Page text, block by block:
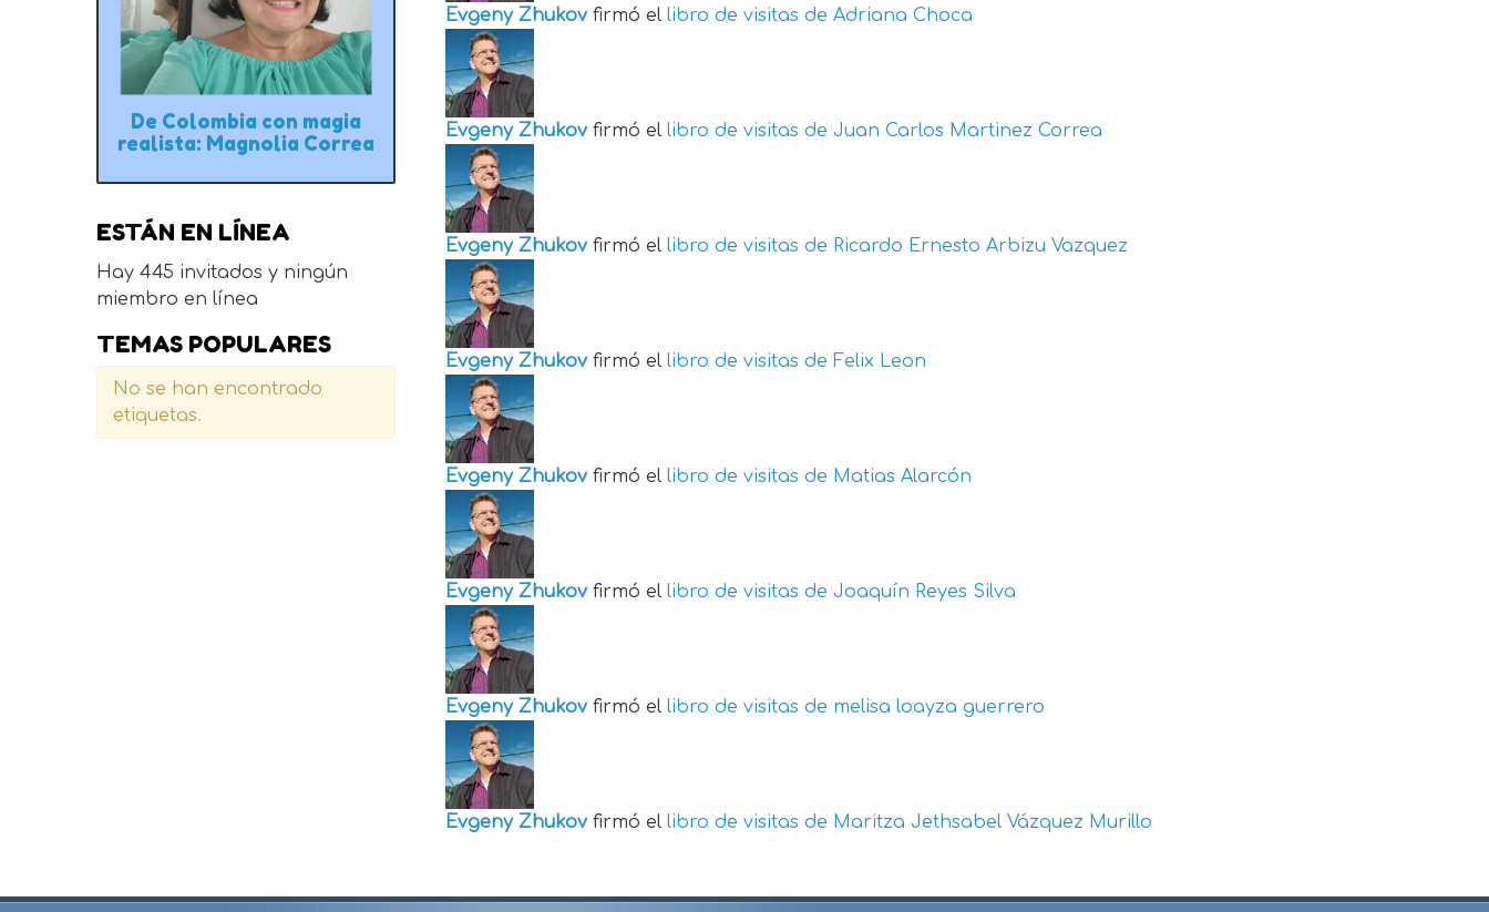
Evgeny Zhukov firmó el libro de visitas de Adriana Choca
Evgeny Zhukov firmó el libro de visitas de Juan Carlos Martinez Correa
Evgeny Zhukov firmó el libro de visitas de Ricardo Ernesto Arbizu Vazquez
Evgeny Zhukov firmó el libro de visitas de Felix Leon
Evgeny Zhukov firmó el libro de visitas de Matias Alarcón
Evgeny Zhukov firmó el libro de visitas de Joaquín Reyes Silva
Evgeny Zhukov firmó el libro de visitas de melisa loayza guerrero
Evgeny Zhukov firmó el libro de visitas de Maritza Jethsabel Vázquez Murillo
De Colombia con magia
realista: Magnolia Correa
ESTÁN EN LÍNEA
Hay 445 invitados y ningún
miembro en línea
TEMAS POPULARES
No se han encontrado
etiquetas.